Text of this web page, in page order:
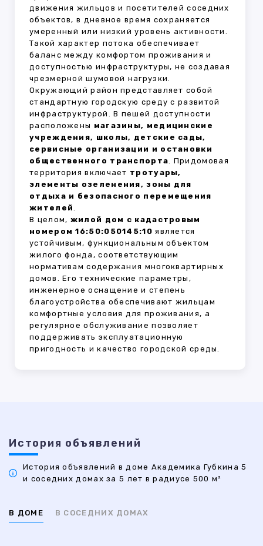
движения жильцов и посетителей соседних
объектов, в дневное время сохраняется
умеренный или низкий уровень активности.
Такой характер потока обеспечивает
баланс между комфортом проживания и
доступностью инфраструктуры, не создавая
чрезмерной шумовой нагрузки.
Окружающий район представляет собой
стандартную городскую среду с развитой
инфраструктурой. В пешей доступности
расположены магазины, медицинские
учреждения, школы, детские сады,
сервисные организации и остановки
общественного транспорта. Придомовая
территория включает тротуары,
элементы озеленения, зоны для
отдыха и безопасного перемещения
жителей.
В целом, жилой дом с кадастровым
номером 16:50:050145:10 является
устойчивым, функциональным объектом
жилого фонда, соответствующим
нормативам содержания многоквартирных
домов. Его технические параметры,
инженерное оснащение и степень
благоустройства обеспечивают жильцам
комфортные условия для проживания, а
регулярное обслуживание позволяет
поддерживать эксплуатационную
пригодность и качество городской среды.
История объявлений
История объявлений в доме Академика Губкина 5
и соседних домах за 5 лет в радиусе 500 м²
В ДОМЕ В СОСЕДНИХ ДОМАХ